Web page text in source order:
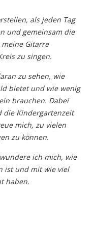
als jeden Tag
und gemeinsam die
Gitarre
zu singen.
zu sehen, wie
bietet und wie wenig
brauchen. Dabei
die Kindergartenzeit
mich, zu vielen
zu können.
ich mich, wie
ist und mit wie viel
haben.